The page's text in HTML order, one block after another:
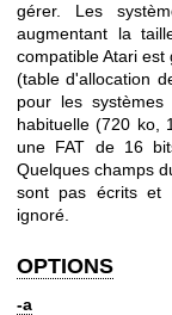
gérer. Les
augmentant la
compatible Atari
(table d'allocation
pour les
habituelle (720 ko,
une FAT de 16
Quelques champs
sont pas écrits et
ignoré.
OPTIONS
-a